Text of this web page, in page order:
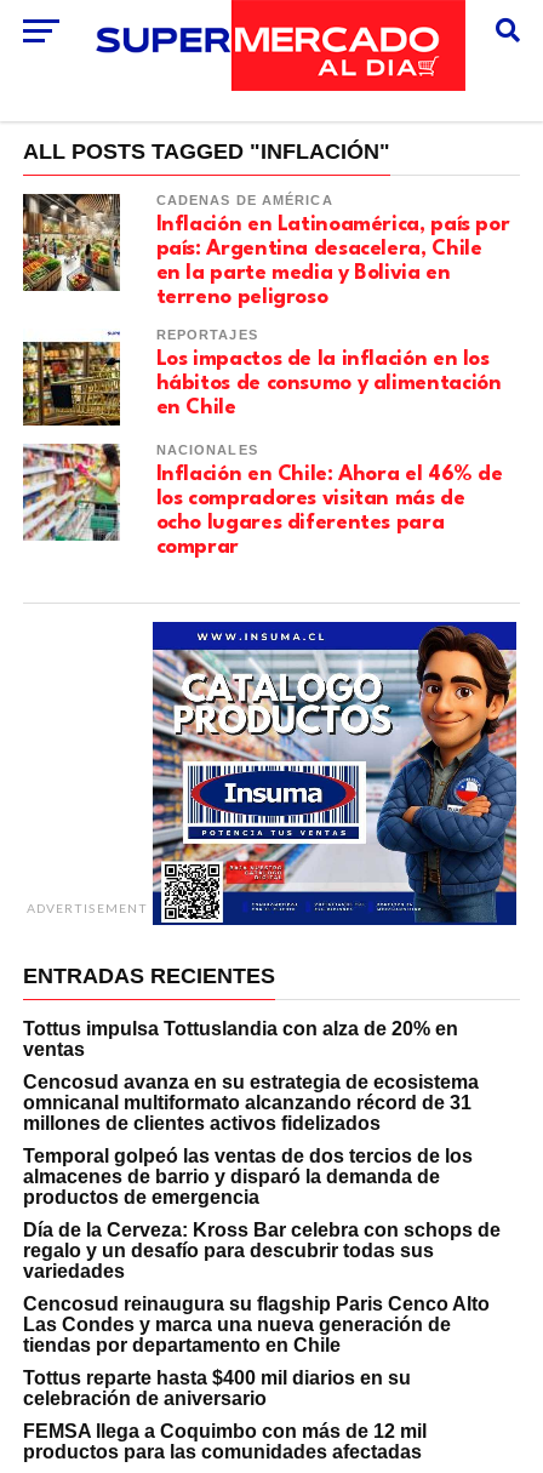
ALL POSTS TAGGED "INFLACIÓN"
CADENAS DE AMÉRICA
Inflación en Latinoamérica, país por
país: Argentina desacelera, Chile
en la parte media y Bolivia en
terreno peligroso
REPORTAJES
Los impactos de la inflación en los
hábitos de consumo y alimentación
en Chile
NACIONALES
Inflación en Chile: Ahora el 46% de
los compradores visitan más de
ocho lugares diferentes para
comprar
ADVERTISEMENT
ENTRADAS RECIENTES
Tottus impulsa Tottuslandia con alza de 20% en
ventas
Cencosud avanza en su estrategia de ecosistema
omnicanal multiformato alcanzando récord de 31
millones de clientes activos fidelizados
Temporal golpeó las ventas de dos tercios de los
almacenes de barrio y disparó la demanda de
productos de emergencia
Día de la Cerveza: Kross Bar celebra con schops de
regalo y un desafío para descubrir todas sus
variedades
Cencosud reinaugura su flagship Paris Cenco Alto
Las Condes y marca una nueva generación de
tiendas por departamento en Chile
Tottus reparte hasta $400 mil diarios en su
celebración de aniversario
FEMSA llega a Coquimbo con más de 12 mil
productos para las comunidades afectadas